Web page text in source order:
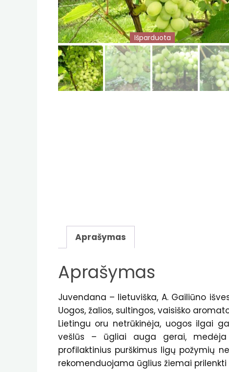
Išparduota
Aprašymas
Aprašymas
Juvendana – lietuviška, A. Gailiūno
Uogos, žalios, sultingos, vaisiško
Lietingu oru netrūkinėja, uogos ilgai
vešlūs – ūgliai auga gerai,
profilaktinius purškimus ligų požymių
rekomenduojama ūglius žiemai prilenkti